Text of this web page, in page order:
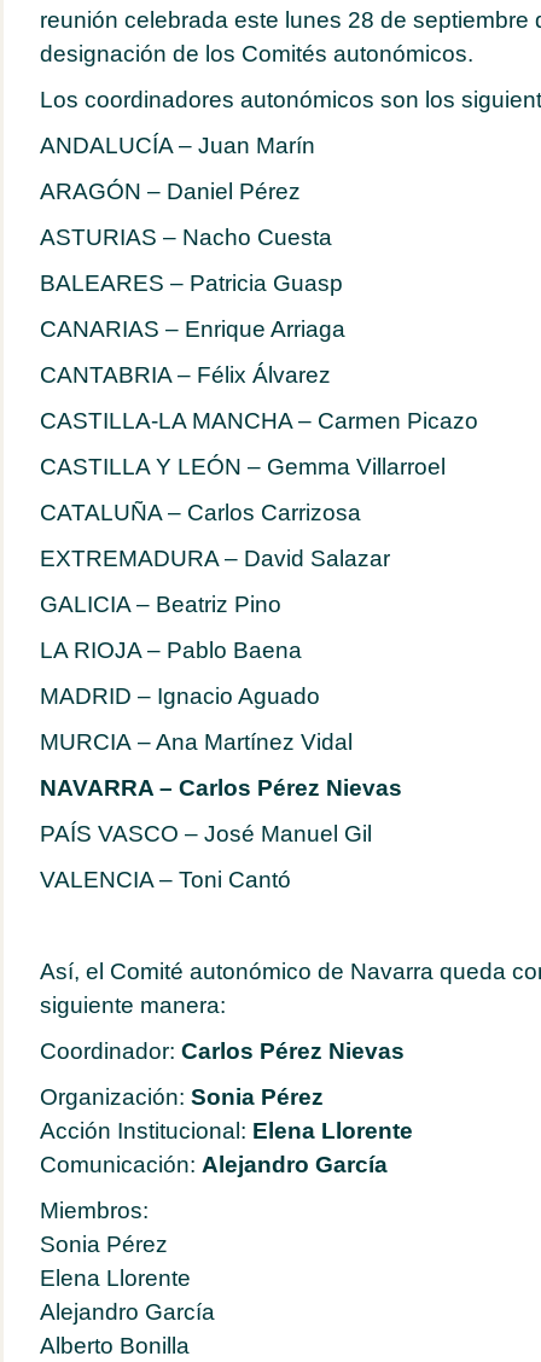
reunión celebrada este lunes 28 de septiembre
designación de los Comités autonómicos.
Los coordinadores autonómicos son los
ANDALUCÍA – Juan Marín
ARAGÓN – Daniel Pérez
ASTURIAS – Nacho Cuesta
BALEARES – Patricia Guasp
CANARIAS – Enrique Arriaga
CANTABRIA – Félix Álvarez
CASTILLA-LA MANCHA – Carmen Picazo
CASTILLA Y LEÓN – Gemma Villarroel
CATALUÑA – Carlos Carrizosa
EXTREMADURA – David Salazar
GALICIA – Beatriz Pino
LA RIOJA – Pablo Baena
MADRID – Ignacio Aguado
MURCIA – Ana Martínez Vidal
NAVARRA – Carlos Pérez Nievas
PAÍS VASCO – José Manuel Gil
VALENCIA – Toni Cantó
Así, el Comité autonómico de Navarra queda
siguiente manera:
Coordinador: Carlos Pérez Nievas
Organización: Sonia Pérez
Acción Institucional: Elena Llorente
Comunicación: Alejandro García
Miembros:
Sonia Pérez
Elena Llorente
Alejandro García
Alberto Bonilla